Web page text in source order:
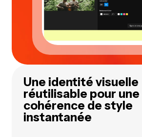
Une identité visuelle
réutilisable pour une
cohérence de style
instantanée